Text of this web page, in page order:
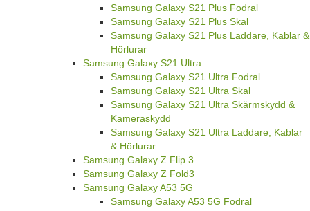
Samsung Galaxy S21 Plus Fodral
Samsung Galaxy S21 Plus Skal
Samsung Galaxy S21 Plus Laddare, Kablar &
Hörlurar
Samsung Galaxy S21 Ultra
Samsung Galaxy S21 Ultra Fodral
Samsung Galaxy S21 Ultra Skal
Samsung Galaxy S21 Ultra Skärmskydd &
Kameraskydd
Samsung Galaxy S21 Ultra Laddare, Kablar
& Hörlurar
Samsung Galaxy Z Flip 3
Samsung Galaxy Z Fold3
Samsung Galaxy A53 5G
Samsung Galaxy A53 5G Fodral